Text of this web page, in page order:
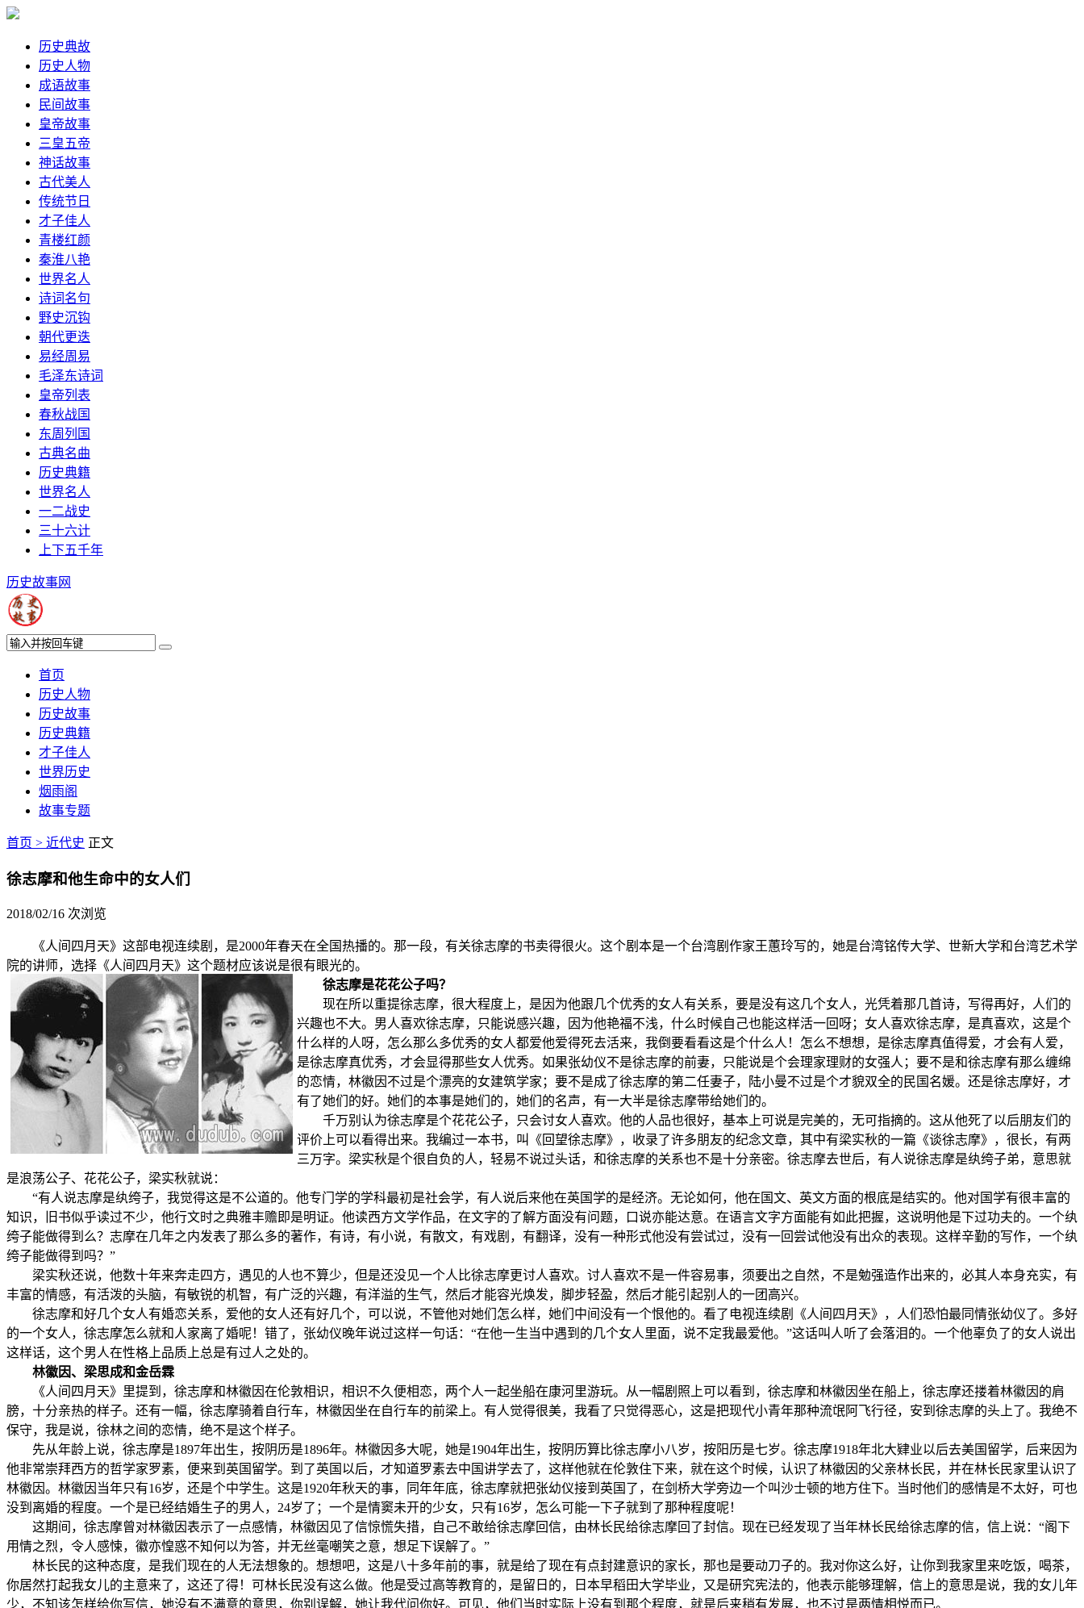
历史典故
历史人物
成语故事
民间故事
皇帝故事
三皇五帝
神话故事
古代美人
传统节日
才子佳人
青楼红颜
秦淮八艳
世界名人
诗词名句
野史沉钩
朝代更迭
易经周易
毛泽东诗词
皇帝列表
春秋战国
东周列国
古典名曲
历史典籍
世界名人
一二战史
三十六计
上下五千年
历史故事网
首页
历史人物
历史故事
历史典籍
才子佳人
世界历史
烟雨阁
故事专题
首页 > 近代史 正文
徐志摩和他生命中的女人们
2018/02/16 次浏览
《人间四月天》这部电视连续剧，是2000年春天在全国热播的。那一段，有关徐志摩的书卖得很火。这个剧本是一个台湾剧作家王蕙玲写的，她是台湾铭传大学、世新大学和台湾艺术学
院的讲师，选择《人间四月天》这个题材应该说是很有眼光的。
徐志摩是花花公子吗？
现在所以重提徐志摩，很大程度上，是因为他跟几个优秀的女人有关系，要是没有这几个女人，光凭着那几首诗，写得再好，人们的
兴趣也不大。男人喜欢徐志摩，只能说感兴趣，因为他艳福不浅，什么时候自己也能这样活一回呀；女人喜欢徐志摩，是真喜欢，这是个
什么样的人呀，怎么那么多优秀的女人都爱他爱得死去活来，我倒要看看这是个什么人！怎么不想想，是徐志摩真值得爱，才会有人爱，
是徐志摩真优秀，才会显得那些女人优秀。如果张幼仪不是徐志摩的前妻，只能说是个会理家理财的女强人；要不是和徐志摩有那么缠绵
的恋情，林徽因不过是个漂亮的女建筑学家；要不是成了徐志摩的第二任妻子，陆小曼不过是个才貌双全的民国名媛。还是徐志摩好，才
有了她们的好。她们的本事是她们的，她们的名声，有一大半是徐志摩带给她们的。
千万别认为徐志摩是个花花公子，只会讨女人喜欢。他的人品也很好，基本上可说是完美的，无可指摘的。这从他死了以后朋友们的
评价上可以看得出来。我编过一本书，叫《回望徐志摩》，收录了许多朋友的纪念文章，其中有梁实秋的一篇《谈徐志摩》，很长，有两
三万字。梁实秋是个很自负的人，轻易不说过头话，和徐志摩的关系也不是十分亲密。徐志摩去世后，有人说徐志摩是纨绔子弟，意思就
是浪荡公子、花花公子，梁实秋就说：
“有人说志摩是纨绔子，我觉得这是不公道的。他专门学的学科最初是社会学，有人说后来他在英国学的是经济。无论如何，他在国文、英文方面的根底是结实的。他对国学有很丰富的
知识，旧书似乎读过不少，他行文时之典雅丰赡即是明证。他读西方文学作品，在文字的了解方面没有问题，口说亦能达意。在语言文字方面能有如此把握，这说明他是下过功夫的。一个纨
绔子能做得到么？志摩在几年之内发表了那么多的著作，有诗，有小说，有散文，有戏剧，有翻译，没有一种形式他没有尝试过，没有一回尝试他没有出众的表现。这样辛勤的写作，一个纨
绔子能做得到吗？”
梁实秋还说，他数十年来奔走四方，遇见的人也不算少，但是还没见一个人比徐志摩更讨人喜欢。讨人喜欢不是一件容易事，须要出之自然，不是勉强造作出来的，必其人本身充实，有
丰富的情感，有活泼的头脑，有敏锐的机智，有广泛的兴趣，有洋溢的生气，然后才能容光焕发，脚步轻盈，然后才能引起别人的一团高兴。
徐志摩和好几个女人有婚恋关系，爱他的女人还有好几个，可以说，不管他对她们怎么样，她们中间没有一个恨他的。看了电视连续剧《人间四月天》，人们恐怕最同情张幼仪了。多好
的一个女人，徐志摩怎么就和人家离了婚呢！错了，张幼仪晚年说过这样一句话：“在他一生当中遇到的几个女人里面，说不定我最爱他。”这话叫人听了会落泪的。一个他辜负了的女人说出
这样话，这个男人在性格上品质上总是有过人之处的。
林徽因、梁思成和金岳霖
《人间四月天》里提到，徐志摩和林徽因在伦敦相识，相识不久便相恋，两个人一起坐船在康河里游玩。从一幅剧照上可以看到，徐志摩和林徽因坐在船上，徐志摩还搂着林徽因的肩
膀，十分亲热的样子。还有一幅，徐志摩骑着自行车，林徽因坐在自行车的前梁上。有人觉得很美，我看了只觉得恶心，这是把现代小青年那种流氓阿飞行径，安到徐志摩的头上了。我绝不
保守，我是说，徐林之间的恋情，绝不是这个样子。
先从年龄上说，徐志摩是1897年出生，按阴历是1896年。林徽因多大呢，她是1904年出生，按阴历算比徐志摩小八岁，按阳历是七岁。徐志摩1918年北大肄业以后去美国留学，后来因为
他非常崇拜西方的哲学家罗素，便来到英国留学。到了英国以后，才知道罗素去中国讲学去了，这样他就在伦敦住下来，就在这个时候，认识了林徽因的父亲林长民，并在林长民家里认识了
林徽因。林徽因当年只有16岁，还是个中学生。这是1920年秋天的事，同年年底，徐志摩就把张幼仪接到英国了，在剑桥大学旁边一个叫沙士顿的地方住下。当时他们的感情是不太好，可也
没到离婚的程度。一个是已经结婚生子的男人，24岁了；一个是情窦未开的少女，只有16岁，怎么可能一下子就到了那种程度呢！
这期间，徐志摩曾对林徽因表示了一点感情，林徽因见了信惊慌失措，自己不敢给徐志摩回信，由林长民给徐志摩回了封信。现在已经发现了当年林长民给徐志摩的信，信上说：“阁下
用情之烈，令人感悚，徽亦惶惑不知何以为答，并无丝毫嘲笑之意，想足下误解了。”
林长民的这种态度，是我们现在的人无法想象的。想想吧，这是八十多年前的事，就是给了现在有点封建意识的家长，那也是要动刀子的。我对你这么好，让你到我家里来吃饭，喝茶，
你居然打起我女儿的主意来了，这还了得！可林长民没有这么做。他是受过高等教育的，是留日的，日本早稻田大学毕业，又是研究宪法的，他表示能够理解，信上的意思是说，我的女儿年
少，不知该怎样给你写信，她没有不满意的意思，你别误解，她让我代问你好。可见，他们当时实际上没有到那个程度，就是后来稍有发展，也不过是两情相悦而已。